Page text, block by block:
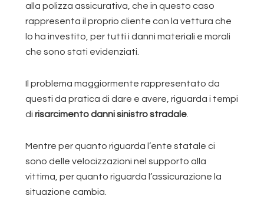
alla polizza assicurativa, che in questo caso
rappresenta il proprio cliente con la vettura che
lo ha investito, per tutti i danni materiali e morali
che sono stati evidenziati.
Il problema maggiormente rappresentato da
questi da pratica di dare e avere, riguarda i tempi
di risarcimento danni sinistro stradale
Mentre per quanto riguarda l’ente statale ci
sono delle velocizzazioni nel supporto alla
vittima, per quanto riguarda l’assicurazione la
situazione cambia.